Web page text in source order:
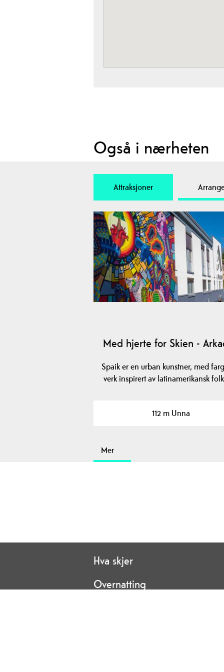
Også i nærheten
Attraksjoner
Med hjerte for Skien -
Spaik er en urban kunstner, med
verk inspirert av latinamerikansk
112 m Unna
Mer
Hva skjer
Overnatting